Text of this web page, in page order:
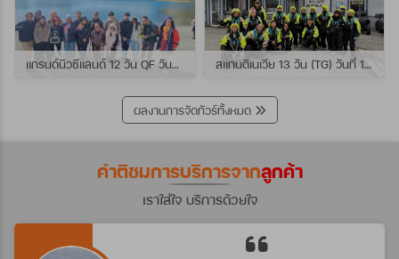
แกรนด์นิวซีแลนด์ 12 วัน QF วันที่ 22 กรกฎาคม - 3 สิงหาคม 2569 เดินทางกับไกด์พี่โจ้ สแกนดิเนเวีย 13 วัน (TG) วันที่ 10-22 กรกฏาคม 2569 เดินทางกับไกด์พี่เต้ย
ผลงานการจัดทัวร์ทั้งหมด
คำติชมการบริการจากลูกค้า
เราใส่ใจ บริการด้วยใจ